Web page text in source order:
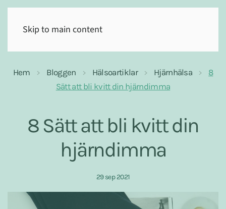
Skip to main content
Hem Bloggen Hälsoartiklar Hjärnhälsa
8
Sätt att bli kvitt din hjärndimma
8 Sätt att bli kvitt din
hjärndimma
29 sep 2021